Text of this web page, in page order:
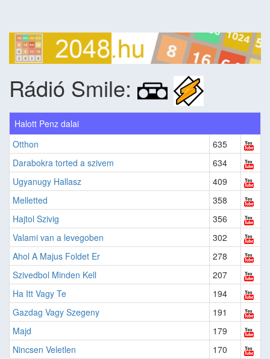
Rádió Smile:
Halott Penz dalai
Otthon
635
Darabokra torted a szivem
634
Ugyanugy Hallasz
409
Melletted
358
Hajtol Szivig
356
Valami van a levegoben
302
Ahol A Majus Foldet Er
278
Szivedbol Minden Kell
207
Ha Itt Vagy Te
194
Gazdag Vagy Szegeny
191
Majd
179
Nincsen Veletlen
170